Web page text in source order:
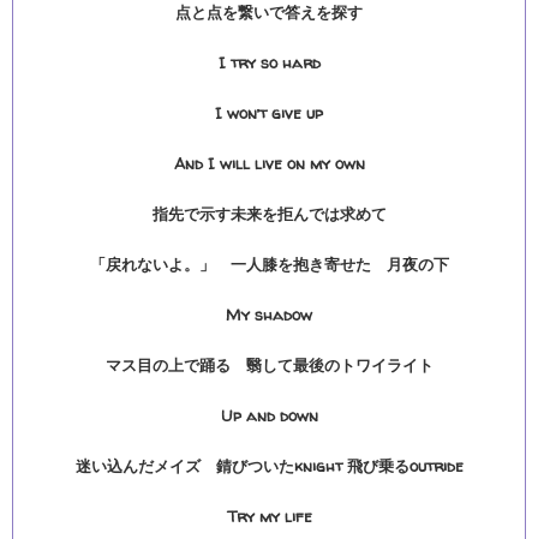
点と点を繋いで答えを探す
I try so hard
I won’t give up
And I will live on my own
指先で示す未来を拒んでは求めて
「戻れないよ。」 一人膝を抱き寄せた 月夜の下
My shadow
マス目の上で踊る 翳して最後のトワイライト
Up and down
迷い込んだメイズ 錆びついたknight 飛び乗るoutride
Try my life